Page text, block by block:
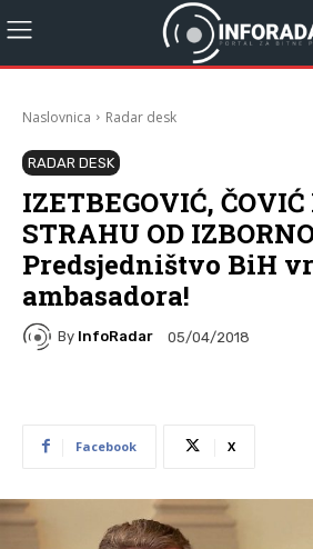
Naslovnica Radar desk
RADAR DESK
IZETBEGOVIĆ,
STRAHU OD
Predsjedništvo BiH
ambasadora!
By InfoRadar 05/04/2018
Facebook X